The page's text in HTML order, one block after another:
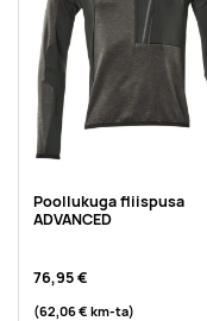
Poollukuga fliispusa
ADVANCED
76,95 €
(62,06 € km-ta)